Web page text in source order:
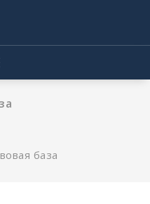
база